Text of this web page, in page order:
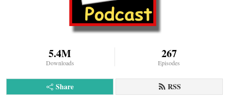
5.4M
Downloads
267
Episodes
Share RSS